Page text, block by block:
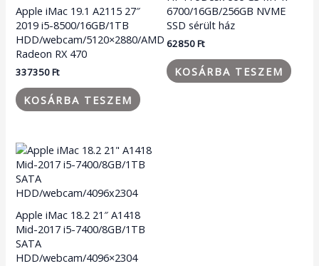
Apple iMac 19.1 A2115 27″
2019 i5-8500/16GB/1TB
HDD/webcam/5120×2880/AMD
Radeon RX 470
337350Ft
KOSÁRBA TESZEM
6700/16GB/256GB NVME
SSD sérült ház
62850Ft
KOSÁRBA TESZEM
Apple iMac 18.2 21″ A1418
Mid-2017 i5-7400/8GB/1TB
SATA
HDD/webcam/4096×2304